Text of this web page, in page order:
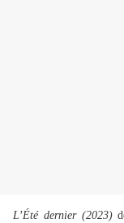
L’Été dernier (2023)